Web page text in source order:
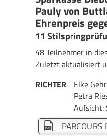
Pauly von
Ehrenpreis
11
48 Teilnehmer in
Zuletzt aktualisiert
RICHTER
Elke
Petra
Aufsicht:
PARCOURS